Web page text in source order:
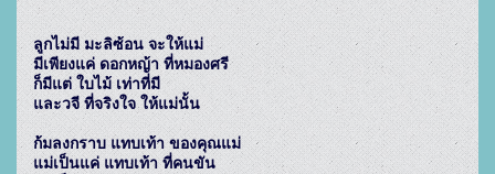
ลูกไม่มี มะลิซ้อน จะให้แม่
มีเพียงแค่ ดอกหญ้า ที่หมองศรี
ก็มีแต่ ใบไม้ เท่าที่มี
และวจี ที่จริงใจ ให้แม่นั้น
ก้มลงกราบ แทบเท้า ของคุณแม่
แม่เป็นแค่ แทบเท้า ที่คนขัน